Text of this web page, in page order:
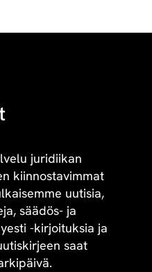
juridiikan
kiinnostavimmat
uutisia,
säädös- ja
-kirjoituksia ja
saat